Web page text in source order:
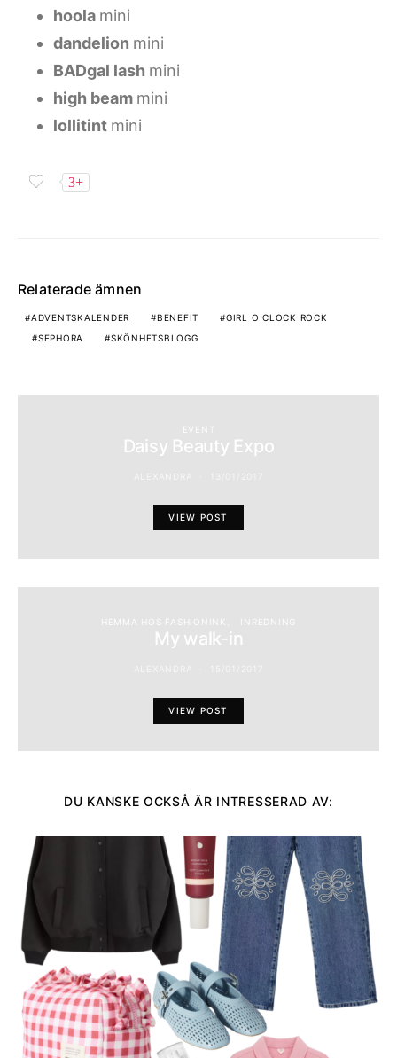
hoola mini
dandelion mini
BADgal lash mini
high beam mini
lollitint mini
3+
Relaterade ämnen
ADVENTSKALENDER BENEFIT
GIRL O CLOCK ROCK
SEPHORA
SKÖNHETSBLOGG
EVENT
Daisy Beauty Expo
VIEW POST
HEMMA HOS FASHIONINK
My walk-in
VIEW POST
DU KANSKE OCKSÅ ÄR INTRESSERAD AV: